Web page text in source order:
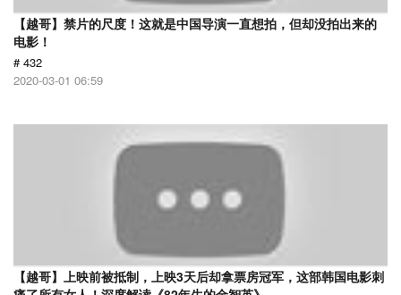
【越哥】禁片的尺度！这就是中国导演一直想拍，但却没拍出来的
电影！
# 432
2020-03-01 06:59
【越哥】上映前被抵制，上映3天后却拿票房冠军，这部韩国电影刺